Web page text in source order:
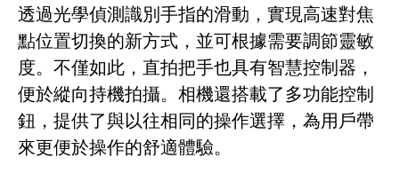
透過光學偵測識別手指的滑動，實現高速對焦
點位置切換的新方式，並可根據需要調節靈敏
度。不僅如此，直拍把手也具有智慧控制器，
便於縱向持機拍攝。相機還搭載了多功能控制
鈕，提供了與以往相同的操作選擇，為用戶帶
來更便於操作的舒適體驗。